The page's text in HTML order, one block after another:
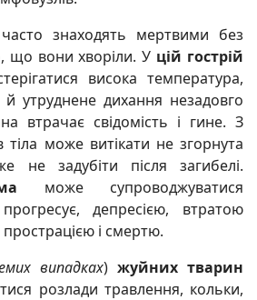
часто знаходять мертвими без
що вони хворіли. У цій гострій
висока температура,
утруднене дихання незадовго
втрачає свідомість і гине. З
тіла може витікати не згорнута
не задубіти після загибелі.
може супроводжуватися
, депресією, втратою
прострацією і смертю.
випадках) жуйних тварин
розлади травлення, кольки,